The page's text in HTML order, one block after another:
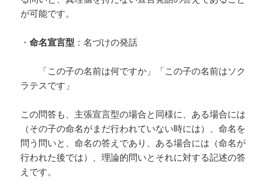
が可能です。
・命名宣言型 ：名づけの発話
「この子の名前は何ですか」「この子の名前はソク
ラテスです」
この問答も、主張宣言型の場合と同様に、ある場合には
（その子の命名がまだ行われていない時には）、命名を
問う問いと、命名の答えであり、ある場合には（命名が
行われた後では）、理論的問いとそれに対する記述の答
えです。